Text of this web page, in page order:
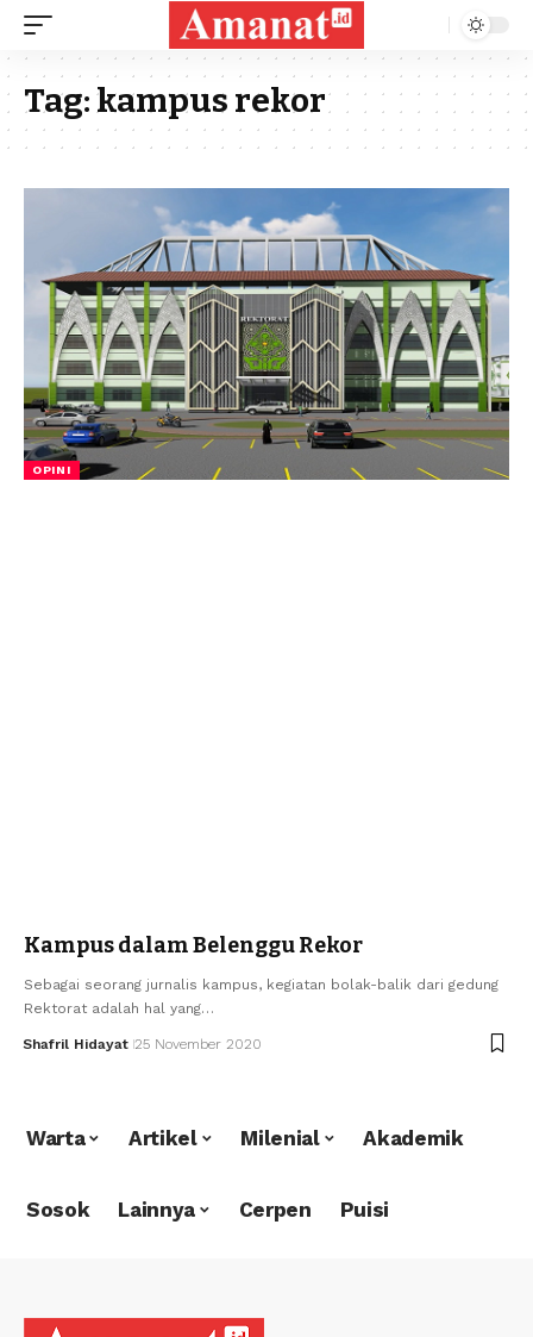
Tag:kampus rekor
OPINI
Kampus dalam Belenggu Rekor
Sebagai seorang jurnalis kampus, kegiatan bolak-balik dari gedung
Rektorat adalah hal yang…
Shafril Hidayat 25 November 2020
Warta Artikel Milenial Akademik
Sosok Lainnya Cerpen Puisi